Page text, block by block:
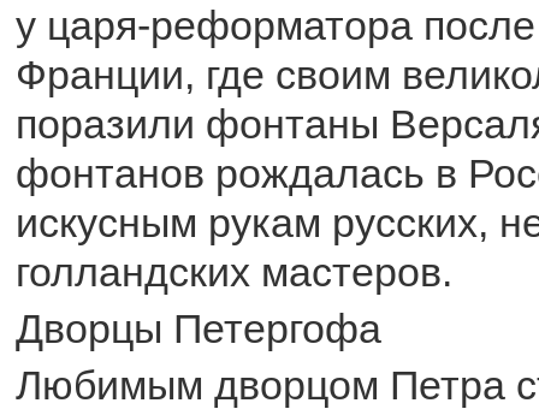
у царя-реформатора
Франции, где своим
поразили фонтаны
фонтанов рождалась в
искусным рукам русских,
голландских мастеров.
Дворцы Петергофа
Любимым дворцом Петра